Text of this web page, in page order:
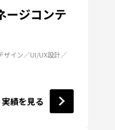
ージコンテ
ザイン
UI/UX設計
実績を見る